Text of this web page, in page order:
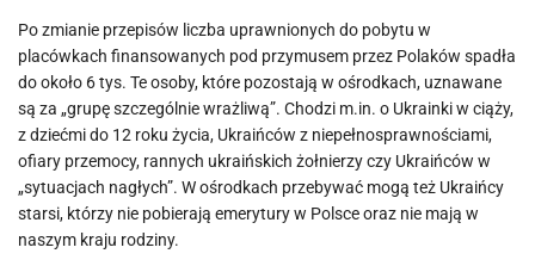
Po zmianie przepisów liczba uprawnionych do pobytu w
placówkach finansowanych pod przymusem przez Polaków spadła
do około 6 tys. Te osoby, które pozostają w ośrodkach, uznawane
są za „grupę szczególnie wrażliwą”. Chodzi m.in. o Ukrainki w ciąży,
z dziećmi do 12 roku życia, Ukraińców z niepełnosprawnościami,
ofiary przemocy, rannych ukraińskich żołnierzy czy Ukraińców w
„sytuacjach nagłych”. W ośrodkach przebywać mogą też Ukraińcy
starsi, którzy nie pobierają emerytury w Polsce oraz nie mają w
naszym kraju rodziny.